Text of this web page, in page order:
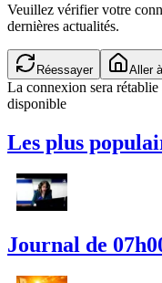
Veuillez vérifier votre
dernières actualités.
Réessayer Aller
La connexion sera
disponible
Les plus
Journal de